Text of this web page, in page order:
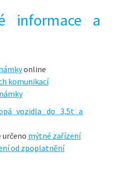
informace a
online
komunikací
vozidla do 3,5t a
určeno mýtné zařízení
od zpoplatnění